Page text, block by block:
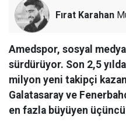
Fırat Karahan
Amedspor, sosyal
sürdürüyor. Son 2,5
milyon yeni takipçi
Galatasaray ve
en fazla büyüyen